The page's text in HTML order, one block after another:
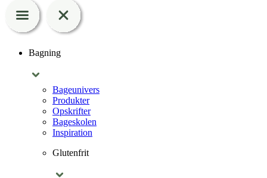
Bagning
Bageunivers
Produkter
Opskrifter
Bageskolen
Inspiration
Glutenfrit